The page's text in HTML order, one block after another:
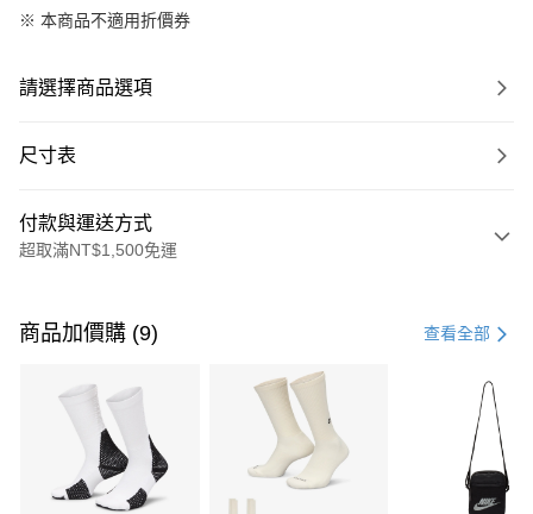
※ 本商品不適用折價券
請選擇商品選項
尺寸表
付款與運送方式
超取滿NT$1,500免運
信用卡一次付款
3 期 0 利率 每期 21家銀行
合作金庫商業銀行
第一商業銀行
華南商業銀行
彰化商業銀行
上海商業儲蓄銀行
Apple Pay
商品加價購 (9) 查看全部